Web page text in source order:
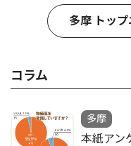
多摩 トッ
コラム
多摩
本紙アン